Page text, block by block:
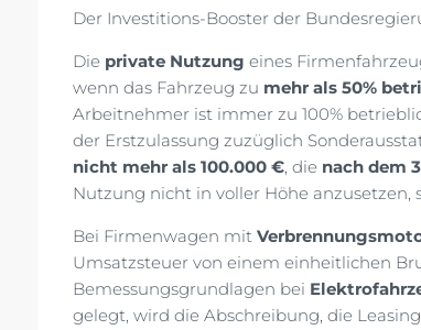
Der Investitions-Booster der
Die private Nutzung eines
wenn das Fahrzeug zu mehr als 50%
Arbeitnehmer ist immer zu 100%
der Erstzulassung zuzüglich
nicht mehr als 100.000 €, die nach dem
Nutzung nicht in voller Höhe
Bei Firmenwagen mit
Umsatzsteuer von einem einheitlichen
Bemessungsgrundlagen bei
gelegt, wird die Abschreibung, die